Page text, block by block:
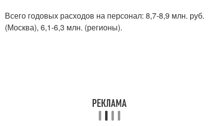
Всего годовых расходов на персонал: 8,7-8,9 млн. руб.
(Москва), 6,1-6,3 млн. (регионы).